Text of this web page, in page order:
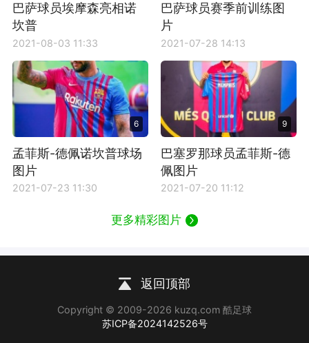
巴萨球员埃摩森亮相诺
坎普
2021-08-03 11:33
巴萨球员赛季前训练图
片
2021-07-28 14:13
6
孟菲斯-德佩诺坎普球场
图片
2021-07-23 11:30
9
巴塞罗那球员孟菲斯-德
佩图片
2021-07-20 11:12
更多精彩图片
返回顶部
Copyright © 2009-2026 kuzq.com 酷足球
苏ICP备2024142526号